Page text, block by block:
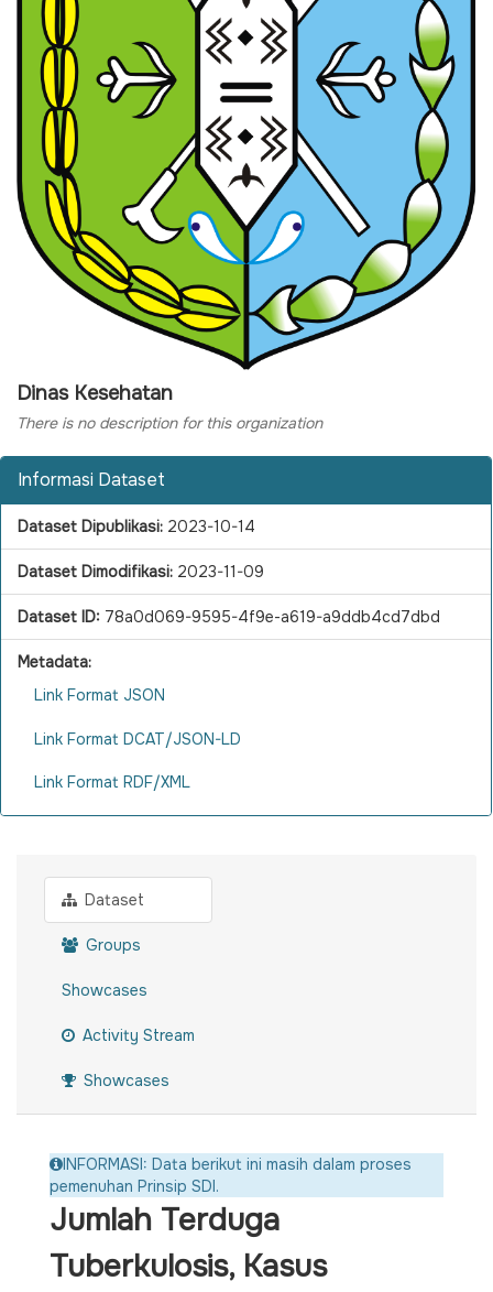
Dinas Kesehatan
There is no description for this organization
Informasi Dataset
Dataset Dipublikasi: 2023-10-14
Dataset Dimodifikasi: 2023-11-09
Dataset ID: 78a0d069-9595-4f9e-a619-a9ddb4cd7dbd
Metadata:
Link Format JSON
Link Format DCAT/JSON-LD
Link Format RDF/XML
Dataset
Groups
Showcases
Activity Stream
Showcases
INFORMASI: Data berikut ini masih dalam proses
pemenuhan Prinsip SDI.
Jumlah Terduga
Tuberkulosis, Kasus